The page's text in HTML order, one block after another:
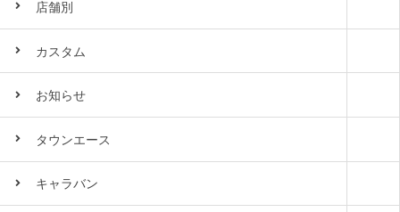
店舗別
カスタム
お知らせ
タウンエース
キャラバン